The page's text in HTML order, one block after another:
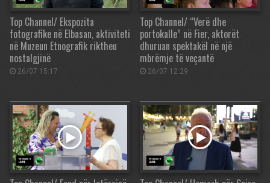
Top Channel/ Ekspozita
fotografike në Elbasan, aktiviteti
në Muzeun Etnografik riktheu
nostalgjinë
26/07 15:17
Top Channel/ “Verë dhe
portokalle” në Fier, aktorët
dhuruan spektakël në një
mbrëmje të veçantë
26/07 12:29